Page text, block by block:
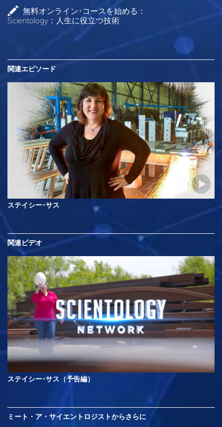
無料オンライン･コースを始める：
Scientology：人生に役立つ技術
関連エピソード
ステイシー･サス
関連ビデオ
ステイシー･サス（予告編）
ミート・ア・サイエントロジストからさらに